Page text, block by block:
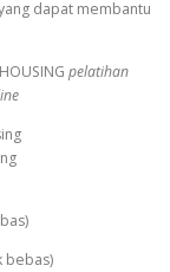
dapat membantu
pelatihan
bebas)